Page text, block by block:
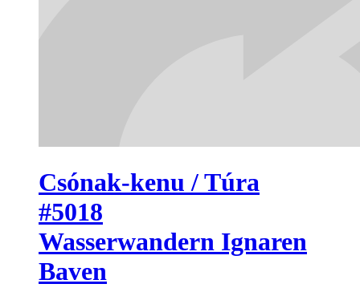
Csónak-kenu / Túra
#5018
Wasserwandern Ignaren
Baven